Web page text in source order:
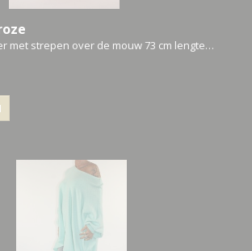
met strepen over de mouw 73 cm lengte…